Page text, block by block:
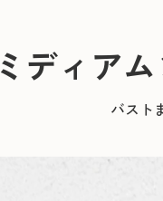
ミディア
バスト